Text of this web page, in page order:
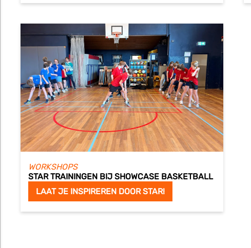
WORKSHOPS
STAR TRAININGEN BIJ SHOWCASE BASKETBALL
LAAT JE INSPIREREN DOOR STAR!